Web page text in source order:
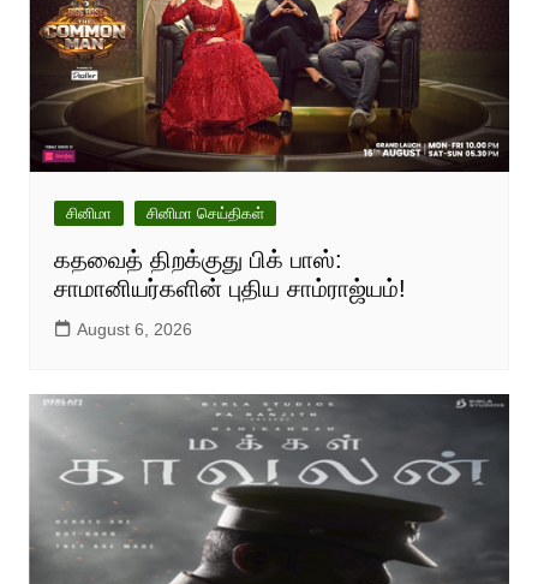
சினிமா சினிமா செய்திகள்
கதவைத் திறக்குது பிக் பாஸ்:
சாமானியர்களின் புதிய சாம்ராஜ்யம்!
August 6, 2026